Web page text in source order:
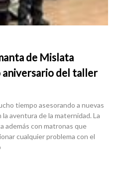
de Mislata
aniversario del taller
tiempo asesorando a nuevas
aventura de la maternidad. La
además con matronas que
cualquier problema con el